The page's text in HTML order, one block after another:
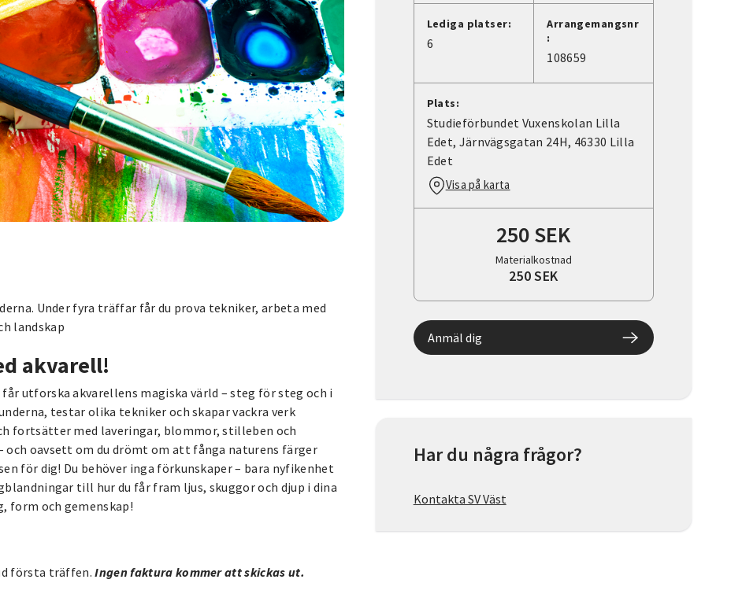
Under fyra träffar får du prova tekniker, arbeta med
landskap
akvarell!
utforska akvarellens magiska värld – steg för steg och i
testar olika tekniker och skapar vackra verk
fortsätter med laveringar, blommor, stilleben och
och oavsett om du drömt om att fånga naturens färger
för dig! Du behöver inga förkunskaper – bara nyfikenhet
till hur du får fram ljus, skuggor och djup i dina
form och gemenskap!
första träffen.Ingen faktura kommer att skickas ut.
Lediga platser:
6
Arrangemangsnr
:
108659
Plats:
Studieförbundet Vuxenskolan Lilla
Edet, Järnvägsgatan 24H, 46330 Lilla
Edet
Visa på karta
250 SEK
Materialkostnad
250 SEK
Anmäl dig
Har du några frågor?
Kontakta SV Väst